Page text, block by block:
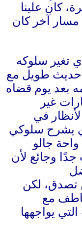
كان علينا
مسار آخر كان
تغير سلوكه
حديث طويل مع
بعد يوم قضاه
غير
في
يشرح سلوكي
واحة جالو
وجائع لأن
تصدق، لكن
مع
يواجهها